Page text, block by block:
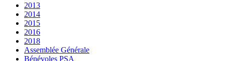
2013
2014
2015
2016
2018
Assemblée Générale
Bénévoles PSA